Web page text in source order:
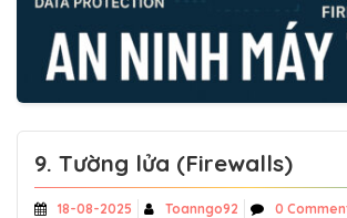
9. Tường lửa (Firewalls)
18-08-2025 Toanngo92 0